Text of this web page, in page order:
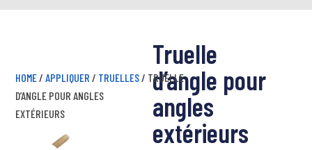
Truelle
d’angle pour
angles
extérieurs
HOME / APPLIQUER / TRUELLES / TRUELLE
D’ANGLE POUR ANGLES
EXTÉRIEURS